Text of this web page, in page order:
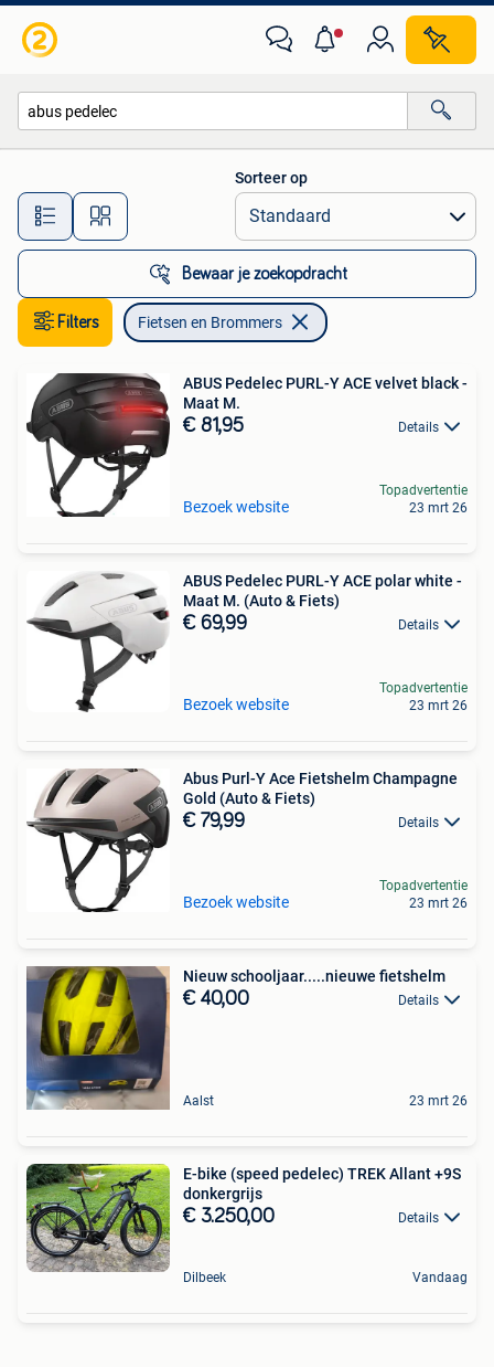
Alle afstanden…
Sorteer op
Bewaar je zoekopdracht
Filters Fietsen en Brommers
ABUS Pedelec PURL-Y ACE velvet black -
Maat M.
€ 81,95 Details
Bezoek website
Topadvertentie
23 mrt 26
ABUS Pedelec PURL-Y ACE polar white -
Maat M. (Auto & Fiets)
€ 69,99 Details
Bezoek website
Topadvertentie
23 mrt 26
Abus Purl-Y Ace Fietshelm Champagne
Gold (Auto & Fiets)
€ 79,99 Details
Bezoek website
Topadvertentie
23 mrt 26
Nieuw schooljaar.....nieuwe fietshelm
€ 40,00 Details
Aalst 23 mrt 26
E-bike (speed pedelec) TREK Allant +9S
donkergrijs
€ 3.250,00 Details
Dilbeek Vandaag